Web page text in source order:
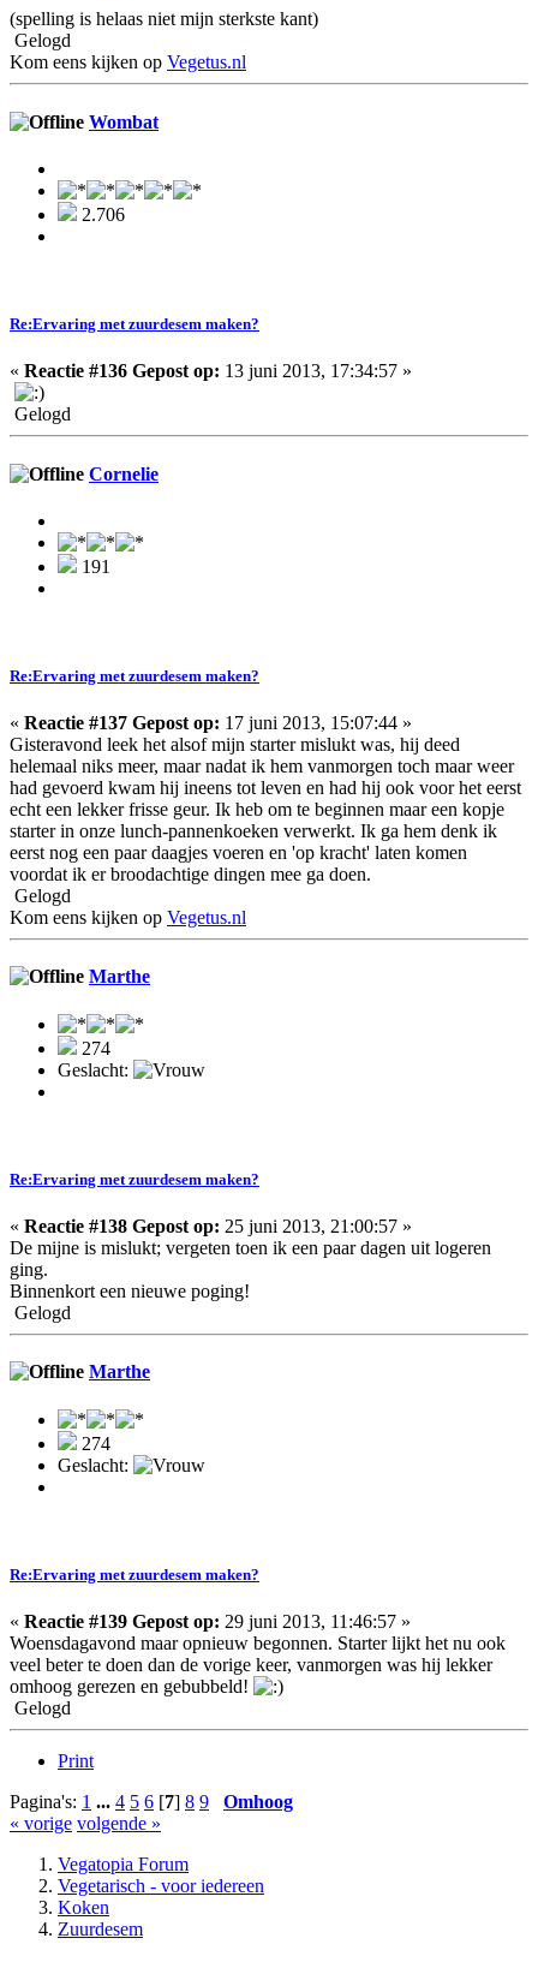
(spelling is helaas niet mijn sterkste kant)
Gelogd
Kom eens kijken op Vegetus.nl
Wombat
2.706
Re:Ervaring met zuurdesem maken?
« Reactie #136 Gepost op: 13 juni 2013, 17:34:57 »
Gelogd
Cornelie
191
Re:Ervaring met zuurdesem maken?
« Reactie #137 Gepost op: 17 juni 2013, 15:07:44 »
Gisteravond leek het alsof mijn starter mislukt was, hij deed
helemaal niks meer, maar nadat ik hem vanmorgen toch maar weer
had gevoerd kwam hij ineens tot leven en had hij ook voor het eerst
echt een lekker frisse geur. Ik heb om te beginnen maar een kopje
starter in onze lunch-pannenkoeken verwerkt. Ik ga hem denk ik
eerst nog een paar daagjes voeren en 'op kracht' laten komen
voordat ik er broodachtige dingen mee ga doen.
Gelogd
Kom eens kijken op Vegetus.nl
Marthe
274
Geslacht:
Re:Ervaring met zuurdesem maken?
« Reactie #138 Gepost op: 25 juni 2013, 21:00:57 »
De mijne is mislukt; vergeten toen ik een paar dagen uit logeren
ging.
Binnenkort een nieuwe poging!
Gelogd
Marthe
274
Geslacht:
Re:Ervaring met zuurdesem maken?
« Reactie #139 Gepost op: 29 juni 2013, 11:46:57 »
Woensdagavond maar opnieuw begonnen. Starter lijkt het nu ook
veel beter te doen dan de vorige keer, vanmorgen was hij lekker
omhoog gerezen en gebubbeld!
Gelogd
Print
Pagina's: 1 ... 4 5 6 [7] 8 9
Omhoog
« vorige volgende »
Vegatopia Forum
Vegetarisch - voor iedereen
Koken
Zuurdesem